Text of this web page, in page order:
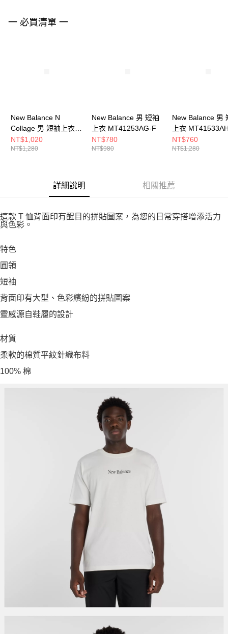
※ 交易是否成功請以「AFTEE先享後付 」之結帳頁面顯示為準，若有關於
是否繳費成功／繳費後需取消欲退款等相關疑問，請聯繫「AFTEE先享後付
「AFTEE先享後付」，若未經同意申辦者引起之損失，本公司不負相關責
任。
４．使用「AFTEE先享後付」時，將依據個別帳號之用戶狀況，依本公司即
時審查核予不同之上限額度；若仍有額度不足之情形，本公司將視審查結果
一 必買清單 一
New Balance N
Collage 男 短袖上衣
MT6161TQBK-F
NT$1,020
NT$1,280
New Balance 男 短袖
上衣 MT41253AG-F
NT$780
NT$980
New Balance 男
上衣
NT$760
NT$1,280
詳細說明 相關推薦
這款 T 恤背面印有醒目的拼貼圖案，為您的日常穿搭增添活力
與色彩。
特色
圓領
短袖
背面印有大型、色彩繽紛的拼貼圖案
靈感源自鞋履的設計
材質
柔軟的棉質平紋針織布料
100% 棉